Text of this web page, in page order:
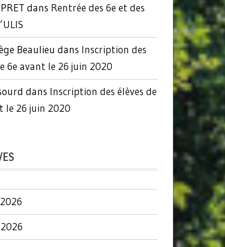
dans Rentrée des 6e et des
Beaulieu dans Inscription des
6e avant le 26 juin 2020
dans Inscription des élèves de
le 26 juin 2020